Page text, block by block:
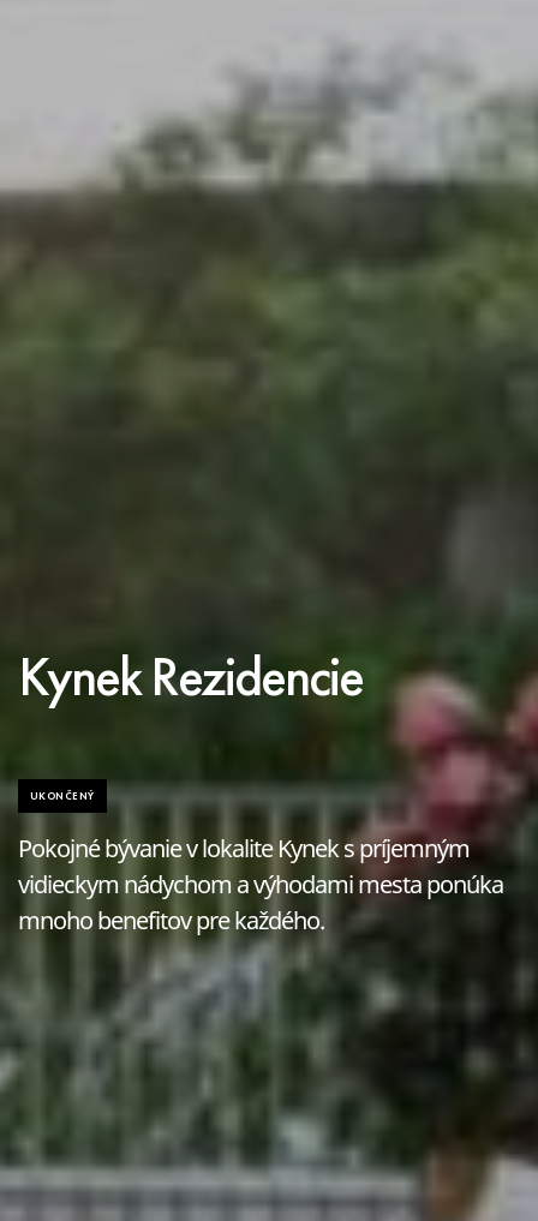
Kynek Rezidencie
UKONČENÝ
Pokojné bývanie v lokalite Kynek s príjemným
vidieckym nádychom a výhodami mesta ponúka
mnoho benefitov pre každého.